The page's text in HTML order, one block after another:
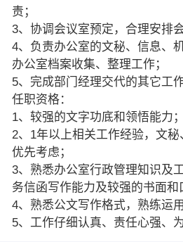
责；
3、协调会议室预定，合理安排
4、负责办公室的文秘、信息、
办公室档案收集、整理工作；
5、完成部门经理交代的其它工作
任职资格：
1、较强的文字功底和领悟能力；
2、1年以上相关工作经验，文
优先考虑；
3、熟悉办公室行政管理知识及
务信函写作能力及较强的书面和
4、熟悉公文写作格式，熟练运
5、工作仔细认真、责任心强、